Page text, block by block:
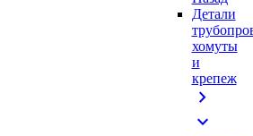
Детали
хомуты
и
крепеж
chevron_right
expand_more